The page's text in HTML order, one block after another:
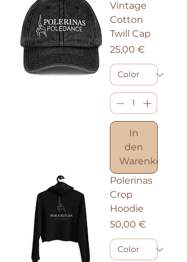
Vintage
Cotton
Twill Cap
Preis
25,00 €
In
den
Warenkorb
Polerinas
Crop
Hoodie
Preis
50,00 €